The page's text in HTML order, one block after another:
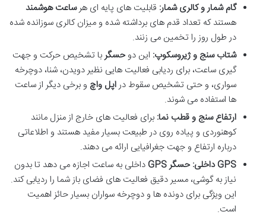
گام شمار و کالری شمار: قابلیت های پایه ای هرساعت هوشمند
هستند که تعداد قدم های برداشته شده و میزان کالری سوزانده شده
در طول روز را تخمین می زنند.
شتاب سنج و ژیروسکوپ: این دوحسگربا تشخیص حرکت و جهت
گیری ساعت، برای ردیابی فعالیت هایی نظیر دویدن، شنا، دوچرخه
سواری، و حتی تشخیص سقوط دراپل واچ و برخی دیگر از ساعت
ها استفاده می شوند.
ارتفاع سنج و قطب نما: برای فعالیت های خارج از منزل مانند
کوهنوردی و پیاده روی در طبیعت بسیار مفید هستند و اطلاعاتی
درباره ارتفاع و جهت جغرافیایی ارائه می دهند.
GPS داخلی:
حسگر GPS
داخلی به ساعت اجازه می دهد تا بدون
نیاز به گوشی، مسیر دقیق فعالیت های فضای باز شما را ردیابی کند.
این ویژگی برای دونده ها و دوچرخه سواران بسیار حائز اهمیت
است.